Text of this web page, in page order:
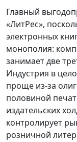
Главный
«ЛитРес»,
электронных
монополия:
занимает две
Индустрия в
проще из-за
половиной
издательских
контролирует
розничной